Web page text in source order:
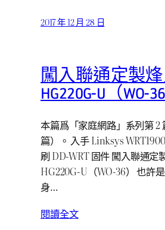
2017 年 12 月 28 日
闖入聯通定製
HG220G-U（WO-36
本篇爲「家庭網路」系列第 2
篇）。 入手 Linksys
刷 DD-WRT 固件 闖入聯通定
HG220G-U（WO-36） 也許
身…
閱讀全文